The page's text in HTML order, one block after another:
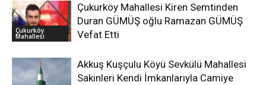
Çukurköy
Mahallesi
Çukurköy Mahallesi Kiren Semtinden
Duran GÜMÜŞ oğlu Ramazan GÜMÜŞ
Vefat Etti
Akkuş Kuşçulu Köyü Sevkülü Mahallesi
Sakinleri Kendi İmkanlarıyla Camiye